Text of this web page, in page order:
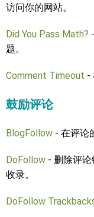
访问你的网站。
Did You Pass Math?
题。
Comment Timeout -
鼓励评论
BlogFollow - 在评论
DoFollow - 删除评
收录。
DoFollow